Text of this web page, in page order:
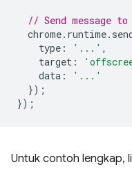
// Send message
chrome. runtime.
type : '...' ,
target :
data :
'...'
});
});
Untuk contoh lengkap,